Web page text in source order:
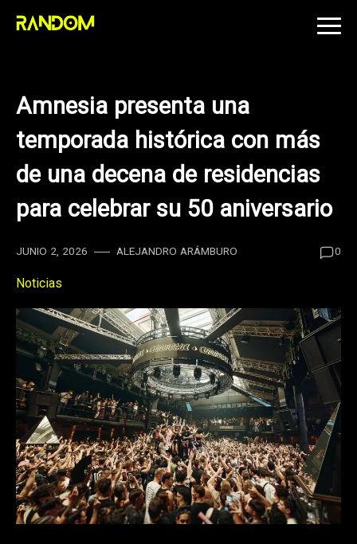
Skip
Amnesia presenta una
temporada histórica con más
de una decena de residencias
para celebrar su 50 aniversario
JUNIO 2, 2026 ALEJANDRO ARÁMBURO 0
Noticias